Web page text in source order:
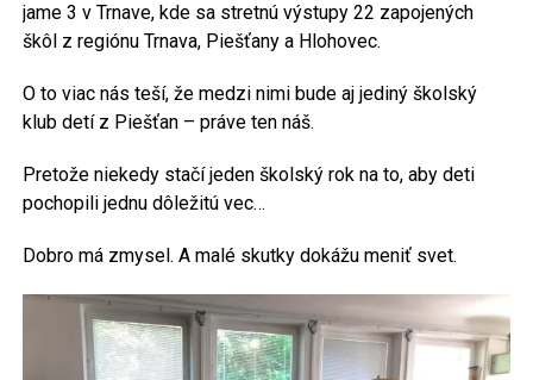
jame 3 v Trnave, kde sa stretnú výstupy 22 zapojených
škôl z regiónu Trnava, Piešťany a Hlohovec.
O to viac nás teší, že medzi nimi bude aj jediný školský
klub detí z Piešťan – práve ten náš.
Pretože niekedy stačí jeden školský rok na to, aby deti
pochopili jednu dôležitú vec…
Dobro má zmysel. A malé skutky dokážu meniť svet.